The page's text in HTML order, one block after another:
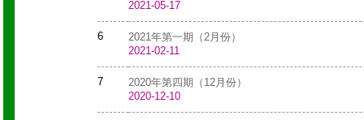
2021-05-17
6
2021年第一期（2月份）
2021-02-11
7
2020年第四期（12月份）
2020-12-10